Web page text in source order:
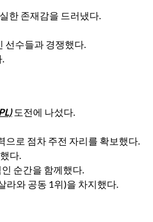
한 존재감을 드러냈다.
선수들과 경쟁했다.
도전에 나섰다.
으로 점차 주전 자리를 확보했다.
다.
순간을 함께했다.
라와 공동 1위)을 차지했다.